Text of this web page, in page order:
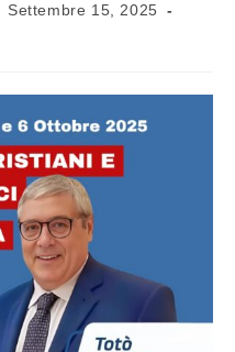
Settembre 15, 2025